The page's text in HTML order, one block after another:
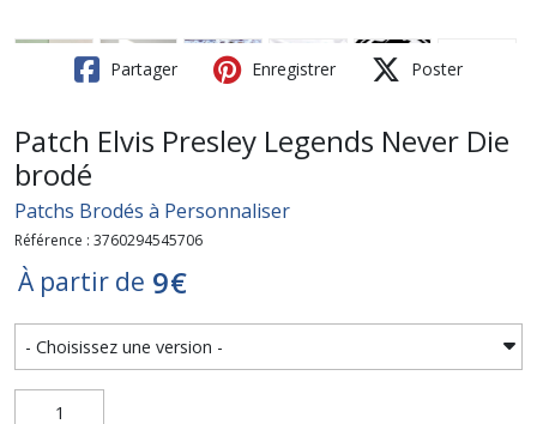
Partager Enregistrer Poster
Patch Elvis Presley Legends Never Die
brodé
Patchs Brodés à Personnaliser
Référence : 3760294545706
À partir de 9€